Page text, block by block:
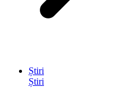
Știri
Știri